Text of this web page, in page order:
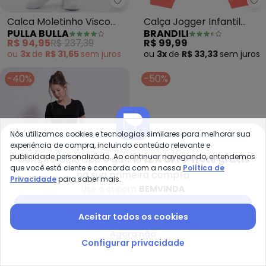
Pulla Bulla - Calca Moletinho
Calca Moletinho Visco
(Cinza)
PULLA BULLA
R$ 94,95R$ 237,39
ou 3x de R$ 31,65 sem juros
Calça Jogger Infantil
Menina (Salmão)
BRANDILI
R$ 99,99
ou 3x de R$ 33,33 sem juros
-40%
Cativa You - Calça Pantalona
-50%
Compre pelo app e ganhe12% OFF + frete grátis
na sua primeira compra
Nós utilizamos cookies e tecnologias similares para melhorar sua
experiência de compra, incluindo conteúdo relevante e
publicidade personalizada. Ao continuar navegando, entendemos
que você está ciente e concorda com a nossa Política de
Privacidadepara saber mais.
Aceitar todos os cookies
Configurar privacidade